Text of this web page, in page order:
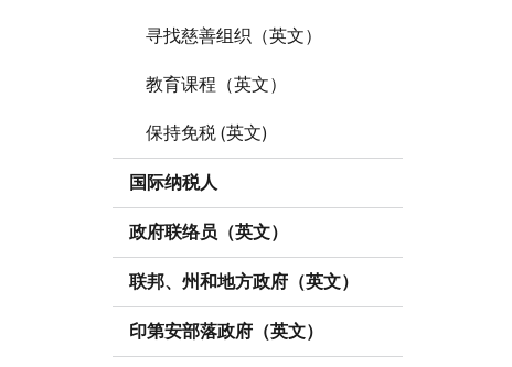
寻找慈善组织（英文）
教育课程（英文）
保持免税 (英文)
国际纳税人
政府联络员（英文）
联邦、州和地方政府（英文）
印第安部落政府（英文）